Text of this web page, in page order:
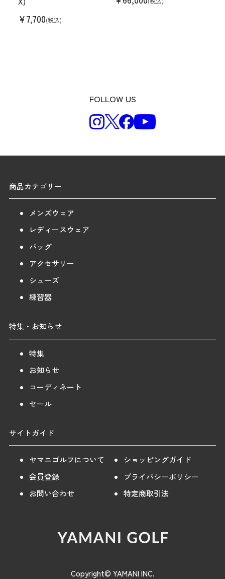
¥7,700(税込)
FOLLOW US
商品カテゴリー
メンズウェア
レディースウェア
バッグ
アクセサリー
シューズ
練習器
特集・お知らせ
特集
お知らせ
コーディネート
セール
サイトガイド
ヤマニゴルフについて
ショッピングガイド
会員登録
プライバシーポリシー
お問い合わせ
特定商取引法
Copyright© YAMANI INC.